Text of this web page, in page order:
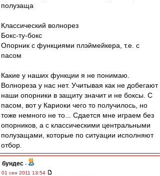
полузаща
Классический волнорез
Бокс-ту-бокс
Опорник с функциями плэймейкера, т.е. с
пасом
Какие у наших функции я не понимаю.
Волнореза у нас нет. Учитывая как не добегают
наши опорники в защиту значит и не боксы. С
пасом, вот у Кариоки чего то получилось, но
тоже немного не то... Сдается мне играем без
опорников, а с классическими центральными
полузащами, которые по ситуации исполняют
отбор.
бундес -
01 сен 2011 13:54